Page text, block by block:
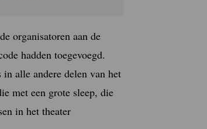
organisatoren aan de
hadden toegevoegd.
alle andere delen van het
met een grote sleep, die
in het theater